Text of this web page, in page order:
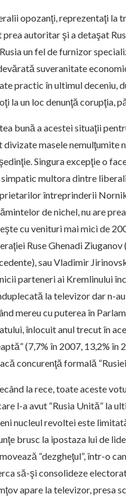
opozanţi, reprezentaţi la
prea autoritar şi a detaşat
un fel de furnizor
suveranitate
practic în ultimul deceniu,
la un loc denunţă corupţia,
bună a acestei situaţii
divizate masele nemulţumite
Singura excepţie o
simpatic multora dintre
întreprinderii
de nichel, nu are
cu venituri mai mici de
Ruse Ghenadi
sau Vladimir
parteneri ai Kremlinului
la televizor dar n-
mereu cu puterea în
înlocuit anul trecut în
(7,7% în 2007, 13,2%
concurenţă formală
la rece, toate aceste
l-a avut “Rusia Unită” la
nucleul revoltei este
brusc la ipostaza lui de
“dezgheţul”, într-o
să-şi consolideze
apare la televizor, presa